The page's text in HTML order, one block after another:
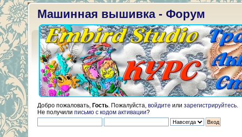
Машинная вышивка - Форум
Добро пожаловать, Гость . Пожалуйста, войдите или зарегистрируйтесь
Не получили письмо с кодом активации?